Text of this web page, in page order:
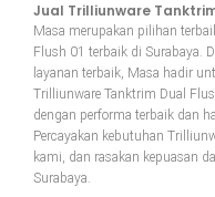
Jual Trilliunware
Masa merupakan pilihan
Flush 01 terbaik di Surabaya.
layanan terbaik, Masa hadir
Trilliunware Tanktrim Dual
dengan performa terbaik dan
Percayakan kebutuhan
kami, dan rasakan kepuasan
Surabaya.